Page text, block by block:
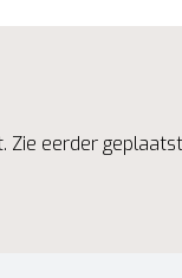
Zie eerder